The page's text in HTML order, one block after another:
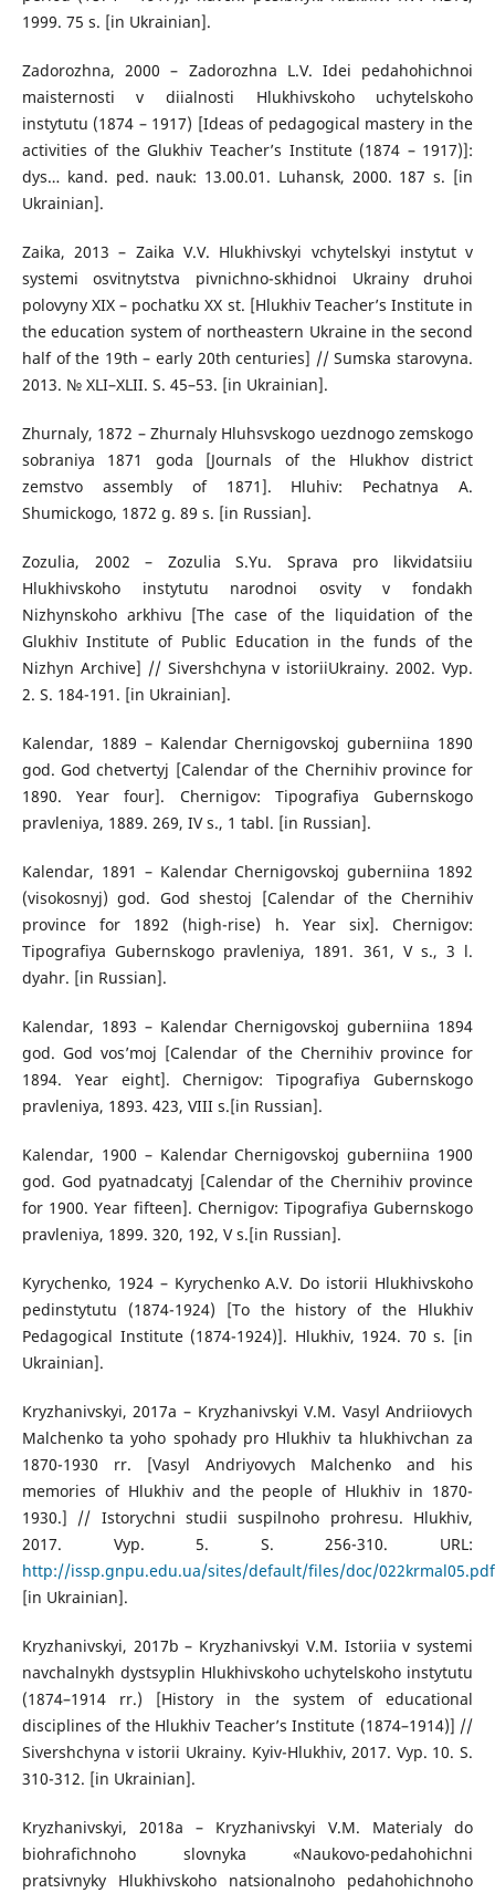
1999. 75 s. [in Ukrainian].
Zadorozhna, 2000 – Zadorozhna L.V. Idei pedahohichnoi
maisternosti v diialnosti Hlukhivskoho uchytelskoho
instytutu (1874 – 1917) [Ideas of pedagogical mastery in the
activities of the Glukhiv Teacher’s Institute (1874 – 1917)]:
dys… kand. ped. nauk: 13.00.01. Luhansk, 2000. 187 s. [in
Ukrainian].
Zaika, 2013 – Zaika V.V. Hlukhivskyi vchytelskyi instytut v
systemi osvitnytstva pivnichno-skhidnoi Ukrainy druhoi
polovyny XIX – pochatku XX st. [Hlukhiv Teacher’s Institute in
the education system of northeastern Ukraine in the second
half of the 19th – early 20th centuries] // Sumska starovyna.
2013. № XLI–XLII. S. 45–53. [in Ukrainian].
Zhurnaly, 1872 – Zhurnaly Hluhsvskogo uezdnogo zemskogo
sobraniya 1871 goda [Journals of the Hlukhov district
zemstvo assembly of 1871]. Hluhiv: Pechatnya A.
Shumickogo, 1872 g. 89 s. [in Russian].
Zozulia, 2002 – Zozulia S.Yu. Sprava pro likvidatsiiu
Hlukhivskoho instytutu narodnoi osvity v fondakh
Nizhynskoho arkhivu [The case of the liquidation of the
Glukhiv Institute of Public Education in the funds of the
Nizhyn Archive] // Sivershchyna v istoriiUkrainy. 2002. Vyp.
2. S. 184-191. [in Ukrainian].
Kalendar, 1889 – Kalendar Chernigovskoj guberniina 1890
god. God chetvertyj [Calendar of the Chernihiv province for
1890. Year four]. Chernigov: Tipografiya Gubernskogo
pravleniya, 1889. 269, IV s., 1 tabl. [in Russian].
Kalendar, 1891 – Kalendar Chernigovskoj guberniina 1892
(visokosnyj) god. God shestoj [Calendar of the Chernihiv
province for 1892 (high-rise) h. Year six]. Chernigov:
Tipografiya Gubernskogo pravleniya, 1891. 361, V s., 3 l.
dyahr. [in Russian].
Kalendar, 1893 – Kalendar Chernigovskoj guberniina 1894
god. God vos’moj [Calendar of the Chernihiv province for
1894. Year eight]. Chernigov: Tipografiya Gubernskogo
pravleniya, 1893. 423, VIII s.[in Russian].
Kalendar, 1900 – Kalendar Chernigovskoj guberniina 1900
god. God pyatnadcatyj [Calendar of the Chernihiv province
for 1900. Year fifteen]. Chernigov: Tipografiya Gubernskogo
pravleniya, 1899. 320, 192, V s.[in Russian].
Kyrychenko, 1924 – Kyrychenko A.V. Do istorii Hlukhivskoho
pedinstytutu (1874-1924) [To the history of the Hlukhiv
Pedagogical Institute (1874-1924)]. Hlukhiv, 1924. 70 s. [in
Ukrainian].
Kryzhanivskyi, 2017a – Kryzhanivskyi V.M. Vasyl Andriiovych
Malchenko ta yoho spohady pro Hlukhiv ta hlukhivchan za
1870-1930 rr. [Vasyl Andriyovych Malchenko and his
memories of Hlukhiv and the people of Hlukhiv in 1870-
1930.] // Istorychni studii suspilnoho prohresu. Hlukhiv,
2017. Vyp. 5. S. 256-310. URL:
http://issp.gnpu.edu.ua/sites/default/files/doc/022krmal05.pdf
[in Ukrainian].
Kryzhanivskyi, 2017b – Kryzhanivskyi V.M. Istoriia v systemi
navchalnykh dystsyplin Hlukhivskoho uchytelskoho instytutu
(1874–1914 rr.) [History in the system of educational
disciplines of the Hlukhiv Teacher’s Institute (1874–1914)] //
Sivershchyna v istorii Ukrainy. Kyiv-Hlukhiv, 2017. Vyp. 10. S.
310-312. [in Ukrainian].
Kryzhanivskyi, 2018a – Kryzhanivskyi V.M. Materialy do
biohrafichnoho slovnyka «Naukovo-pedahohichni
pratsivnyky Hlukhivskoho natsionalnoho pedahohichnoho